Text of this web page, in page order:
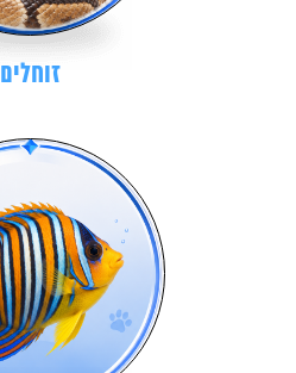
זוחלים